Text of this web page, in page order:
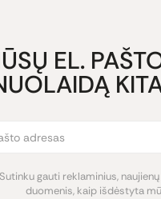
EL.
Sutinku gauti reklaminius,
duomenis, kaip išdėstyta